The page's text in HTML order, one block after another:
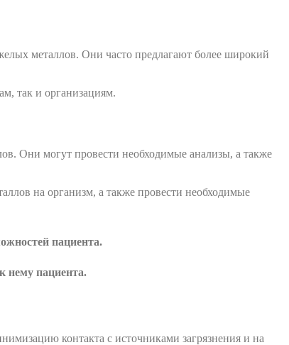
металлов. Они часто предлагают более широкий
так и организациям.
Они могут провести необходимые анализы, а также
на организм, а также провести необходимые
пациента.
нему пациента.
контакта с источниками загрязнения и на